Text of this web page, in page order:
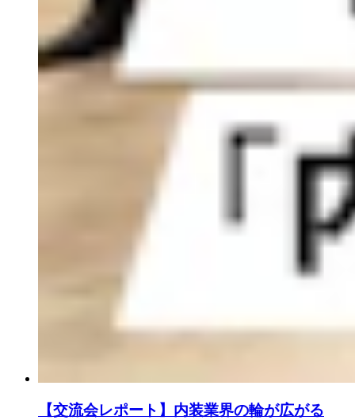
【交流会レポート】内装業界の輪が広がる